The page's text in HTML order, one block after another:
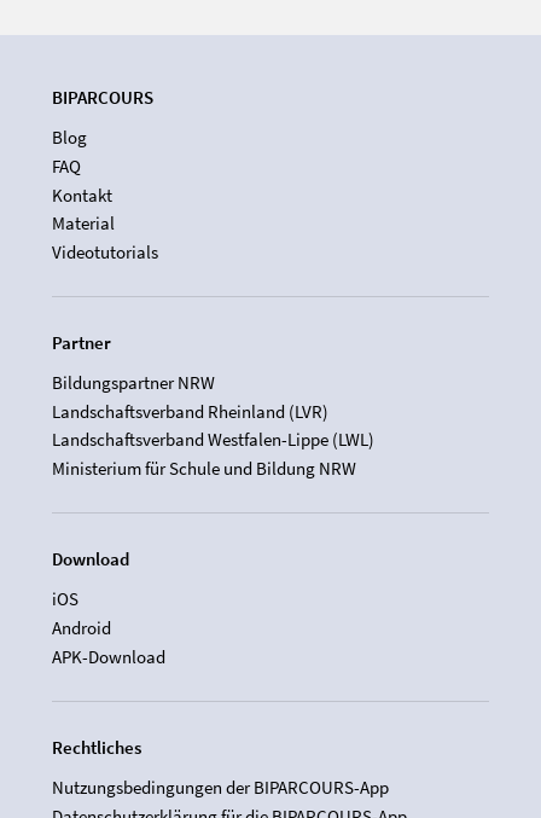
BIPARCOURS
Blog
FAQ
Kontakt
Material
Videotutorials
Partner
Bildungspartner NRW
Landschaftsverband Rheinland (LVR)
Landschaftsverband Westfalen-Lippe (LWL)
Ministerium für Schule und Bildung NRW
Download
iOS
Android
APK-Download
Rechtliches
Nutzungsbedingungen der BIPARCOURS-App